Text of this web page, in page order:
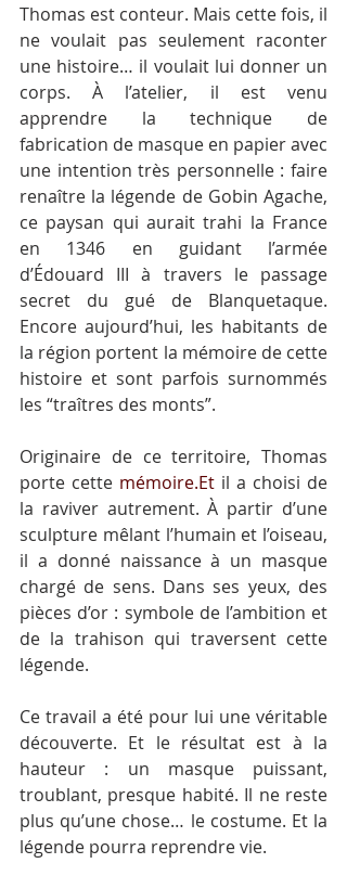
Thomas est conteur. Mais cette fois, il
ne voulait pas seulement raconter
une histoire… il voulait lui donner un
corps. À l’atelier, il est venu
apprendre la technique de
fabrication de masque en papier avec
une intention très personnelle : faire
renaître la légende de Gobin Agache,
ce paysan qui aurait trahi la France
en 1346 en guidant l’armée
d’Édouard III à travers le passage
secret du gué de Blanquetaque.
Encore aujourd’hui, les habitants de
la région portent la mémoire de cette
histoire et sont parfois surnommés
les “traîtres des monts”.
Originaire de ce territoire, Thomas
porte cette mémoire.Et il a choisi de
la raviver autrement. À partir d’une
sculpture mêlant l’humain et l’oiseau,
il a donné naissance à un masque
chargé de sens. Dans ses yeux, des
pièces d’or : symbole de l’ambition et
de la trahison qui traversent cette
légende.
Ce travail a été pour lui une véritable
découverte. Et le résultat est à la
hauteur : un masque puissant,
troublant, presque habité. Il ne reste
plus qu’une chose… le costume. Et la
légende pourra reprendre vie.